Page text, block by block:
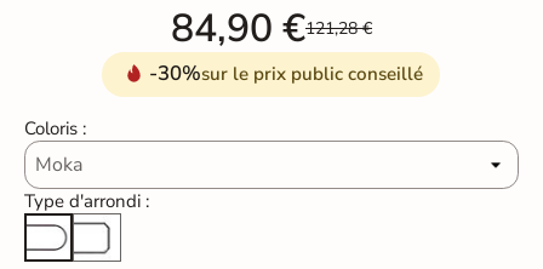
84,90 €121,28 €
-30%sur le prix public conseillé
Coloris :
Type d'arrondi :
Arrondi totalArête cassée